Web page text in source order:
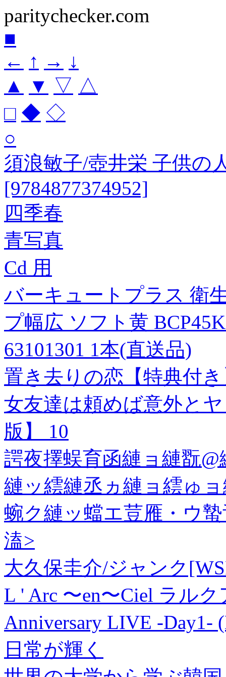
paritychecker.com
■
← ↑ → ↓
▲
▼ ▽ △
□ ◆ ◇
○
須浪敏子/壺井栄 子供の
[9784877374952]
四季春
青写真
Cd 用
バーキュートプラス 衛
プ幅広 ソフト黄
63101301 1本(直送品)
置き去りの恋【特典付
女友達は頼めば意外と
版】 10
諤夜擇蜈育函縺ョ縺翫@
縺ッ繧縺丞ヵ縺ョ繧ゅ
蜿ク縺ッ蟷エ荳雁・ウ
溘>
大久保圭介/ジャンク
L ' Arc 〜en〜Ciel ラル
Anniversary LIVE -Day1-
日常が輝く